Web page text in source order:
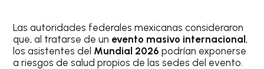
Las autoridades federales mexicanas consideraron
que, al tratarse de un evento masivo internacional,
los asistentes del Mundial 2026podrían exponerse
a riesgos de salud propios de las sedes del evento.